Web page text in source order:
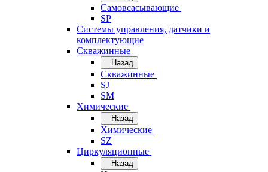
Самовсасывающие
SP
Системы управления, датчики и
комплектующие
Скважинные
Назад
Скважинные
SJ
SM
Химические
Назад
Химические
SZ
Циркуляционные
Назад